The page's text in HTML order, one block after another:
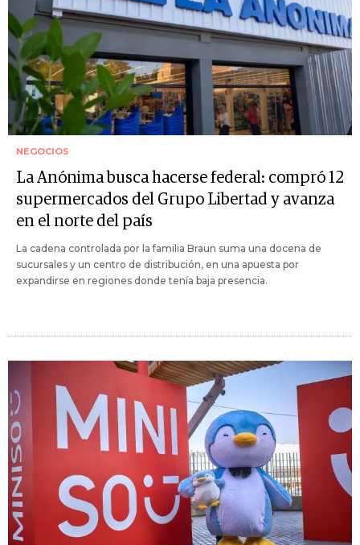
NEGOCIOS
La Anónima busca hacerse federal: compró 12
supermercados del Grupo Libertad y avanza
en el norte del país
La cadena controlada por la familia Braun suma una docena de
sucursales y un centro de distribución, en una apuesta por
expandirse en regiones donde tenía baja presencia.